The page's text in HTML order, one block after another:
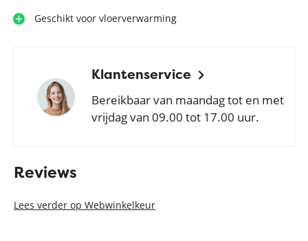
Geschikt voor vloerverwarming
Klantenservice
Bereikbaar van maandag tot en met
vrijdag van 09.00 tot 17.00 uur.
Reviews
Lees verder op Webwinkelkeur